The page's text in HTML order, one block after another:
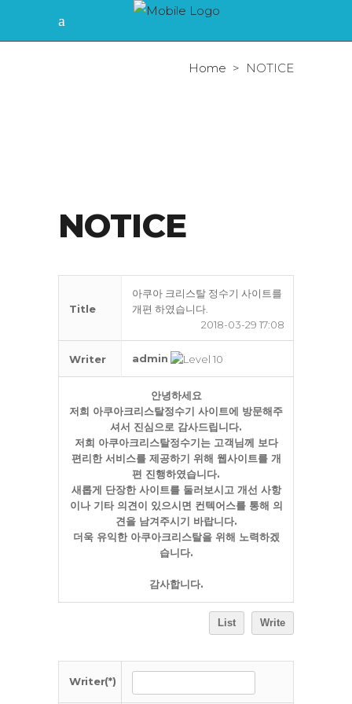
Home > NOTICE
NOTICE
Title
아쿠아 크리스탈 정수기 사이트를
개편 하였습니다.
2018-03-29 17:08
Writer admin
안녕하세요
저희 아쿠아크리스탈정수기 사이트에 방문해주
셔서 진심으로 감사드립니다.
저희 아쿠아크리스탈정수기는 고객님께 보다
편리한 서비스를 제공하기 위해 웹사이트를 개
편 진행하였습니다.
새롭게 단장한 사이트를 둘러보시고 개선 사항
이나 기타 의견이 있으시면 컨텍어스를 통해 의
견을 남겨주시기 바랍니다.
더욱 유익한 아쿠아크리스탈을 위해 노력하겠
습니다.
감사합니다.
List Write
Writer(*)